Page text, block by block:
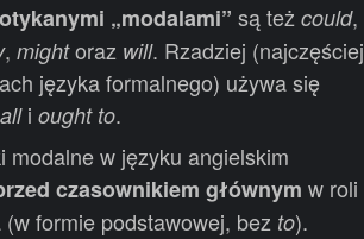
„modalami” są też could,
, mightoraz will. Rzadziej (najczęściej
języka formalnego) używa się
i ought to.
modalne w języku angielskim
czasownikiem głównym w roli
formie podstawowej, bez to).